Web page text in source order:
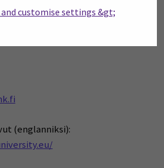
customise settings &gt;
(englanniksi):